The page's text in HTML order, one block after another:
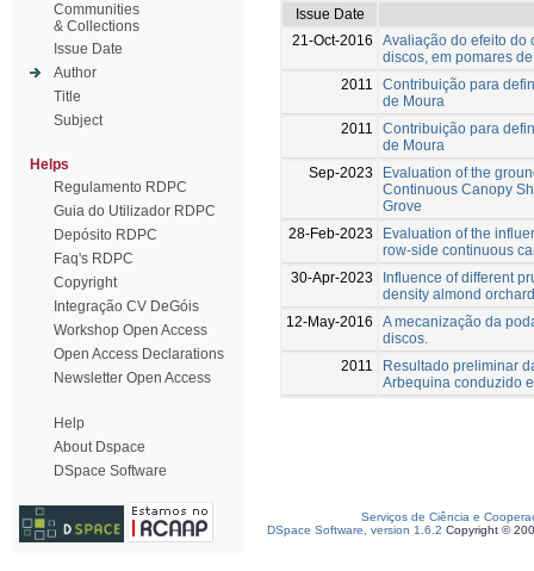
Communities
& Collections
Issue Date
Author
Title
Subject
Helps
Regulamento RDPC
Guia do Utilizador RDPC
Depósito RDPC
Faq's RDPC
Copyright
Integração CV DeGóis
Workshop Open Access
Open Access Declarations
Newsletter Open Access
Help
About Dspace
DSpace Software
Issue Date
21-Oct-2016
Avaliação do efeito do
discos, em pomares
2011
Contribuição para
de Moura
2011
Contribuição para
de Moura
Sep-2023
Evaluation of the
Continuous Canopy
Grove
28-Feb-2023
Evaluation of the
row-side continuous
30-Apr-2023
Influence of different
density almond
12-May-2016
A mecanização da
discos.
2011
Resultado preliminar
Arbequina conduzido
Serviços de Ciência e
DSpace Software, version 1.6.2 Copyright ©